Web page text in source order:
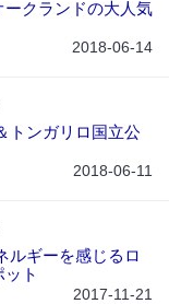
クランドの大人気
2018-06-14
トンガリロ国立公
2018-06-11
ルギーを感じるロ
ト
2017-11-21